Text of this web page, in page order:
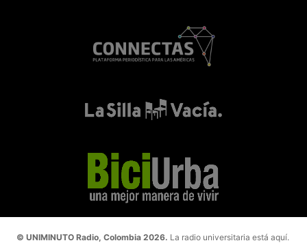
© UNIMINUTO Radio, Colombia 2026. La radio universitaria está aquí.